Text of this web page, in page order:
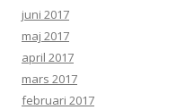
juni 2017
maj 2017
april 2017
mars 2017
februari 2017